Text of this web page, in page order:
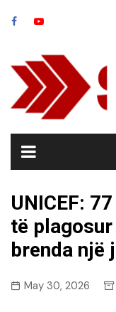
UNICEF:
të
brenda një
May 30, 2026